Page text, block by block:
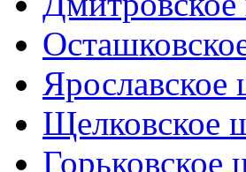
Ярославское
Щелковское
Горьковское